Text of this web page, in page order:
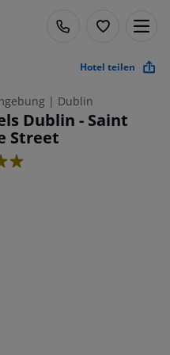
Hotel teilen
| Dublin
Dublin - Saint
Street